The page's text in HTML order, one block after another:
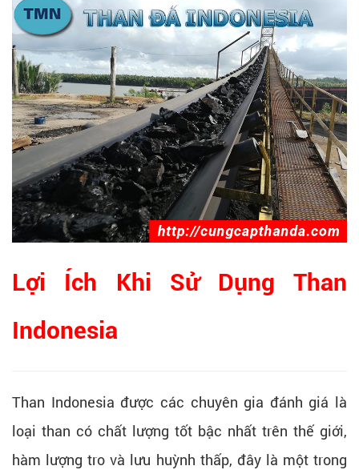
Lợi Ích Khi Sử Dụng Than
Indonesia
Than Indonesia được các chuyên gia đánh giá là
loại than có chất lượng tốt bậc nhất trên thế giới,
hàm lượng tro và lưu huỳnh thấp, đây là một trong